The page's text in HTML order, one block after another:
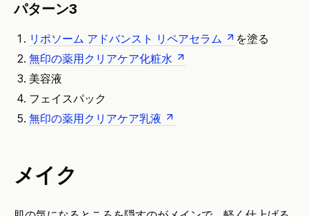
パターン3
リポソーム アドバンスト リペアセラム
を塗る
無印の薬用クリアケア化粧水
美容液
フェイスパック
無印の薬用クリアケア乳液
メイク